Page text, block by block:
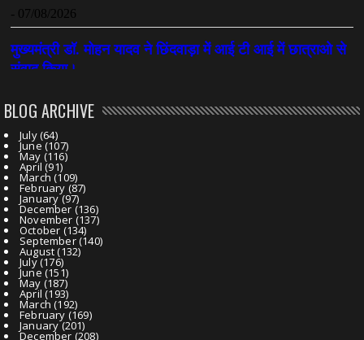
BLOG ARCHIVE
July(64)
June(107)
May (116)
April (91)
March (109)
February (87)
January(97)
December (136)
November (137)
October (134)
September(140)
August(132)
July(176)
June(151)
May (187)
April (193)
March (192)
February (169)
January(201)
December (208)